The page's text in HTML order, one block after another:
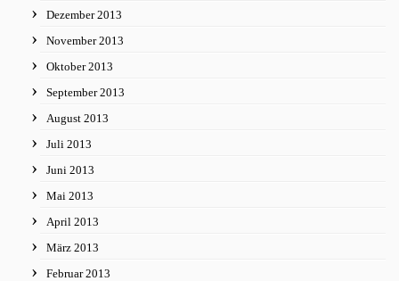
Dezember 2013
November 2013
Oktober 2013
September 2013
August 2013
Juli 2013
Juni 2013
Mai 2013
April 2013
März 2013
Februar 2013